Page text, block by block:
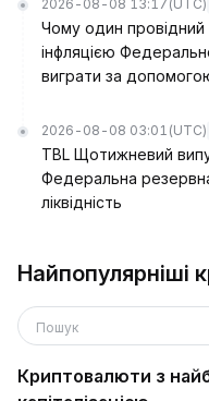
2026-08-08 13:17 (UTC)
Чому один
інфляцією
виграти за
2026-08-08 03:01 (UTC)
TBL Щотижневий
Федеральна
ліквідність
Найпопулярніші
Пошук
Криптовалюти з